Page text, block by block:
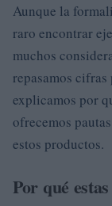
Aunque la
raro encontrar
muchos
repasamos
explicamos por
ofrecemos
estos productos.
Por qué